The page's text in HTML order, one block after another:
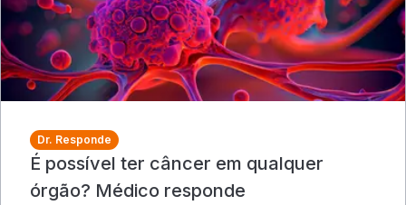
Dr. Responde
É possível ter câncer em qualquer
órgão? Médico responde